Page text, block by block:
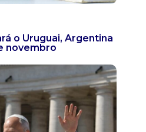
o Uruguai, Argentina
novembro